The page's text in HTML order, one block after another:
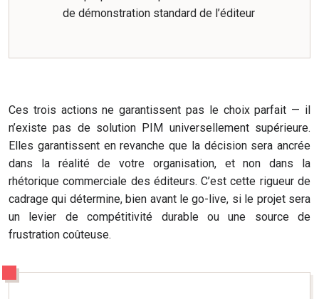
de démonstration standard de l’éditeur
Ces trois actions ne garantissent pas le choix parfait — il
n’existe pas de solution PIM universellement supérieure.
Elles garantissent en revanche que la décision sera ancrée
dans la réalité de votre organisation, et non dans la
rhétorique commerciale des éditeurs. C’est cette rigueur de
cadrage qui détermine, bien avant le go-live, si le projet sera
un levier de compétitivité durable ou une source de
frustration coûteuse.